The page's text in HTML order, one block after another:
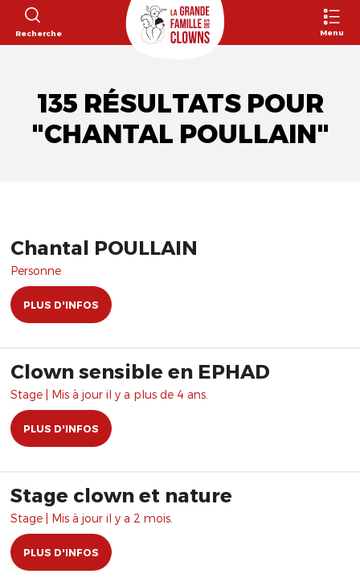
Recherche Menu
135 RÉSULTATS POUR
"CHANTAL POULLAIN"
Chantal POULLAIN
Personne
PLUS D'INFOS
Clown sensible en EPHAD
Stage | Mis à jour il y a plus de 4 ans.
PLUS D'INFOS
Stage clown et nature
Stage | Mis à jour il y a 2 mois.
PLUS D'INFOS